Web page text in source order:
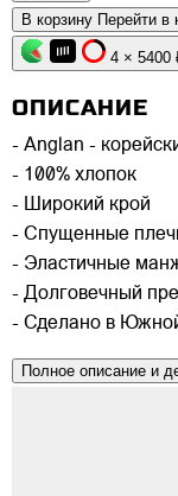
В корзину Перейти в
ОПИСАНИЕ
- Anglan -
- 100% хлопок
- Широкий крой
- Спущенные
- Эластичные
- Долговечный
- Сделано в
Полное описание и